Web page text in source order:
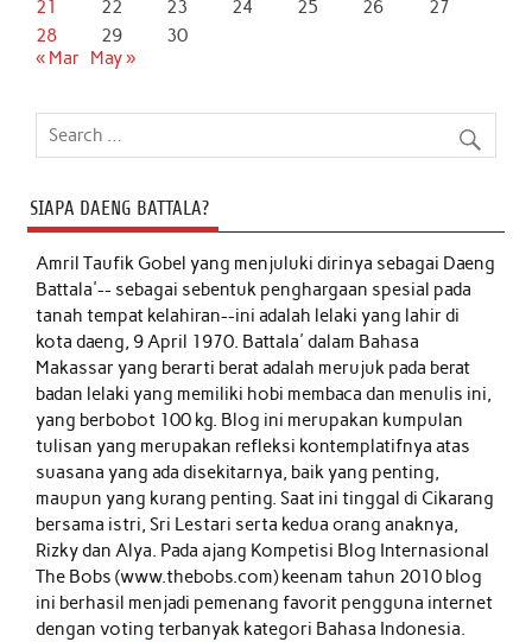
21
22 23 24 25 26
27
28
29
30
« Mar May »
SIAPA DAENG BATTALA?
Amril Taufik Gobelyang menjuluki dirinya sebagai Daeng
Battala'-- sebagai sebentuk penghargaan spesial pada
tanah tempat kelahiran--ini adalah lelaki yang lahir di
kota daeng, 9 April 1970. Battala' dalam Bahasa
Makassar yang berarti berat adalah merujuk pada berat
badan lelaki yang memiliki hobi membaca dan menulis ini,
yang berbobot 100 kg. Blog ini merupakan kumpulan
tulisan yang merupakan refleksi kontemplatifnya atas
suasana yang ada disekitarnya, baik yang penting,
maupun yang kurang penting. Saat ini tinggal di Cikarang
bersama istri, Sri Lestari serta kedua orang anaknya,
Rizky dan Alya. Pada ajang Kompetisi Blog Internasional
The Bobs (www.thebobs.com) keenam tahun 2010 blog
ini berhasil menjadi pemenang favorit pengguna internet
dengan voting terbanyak kategori Bahasa Indonesia.